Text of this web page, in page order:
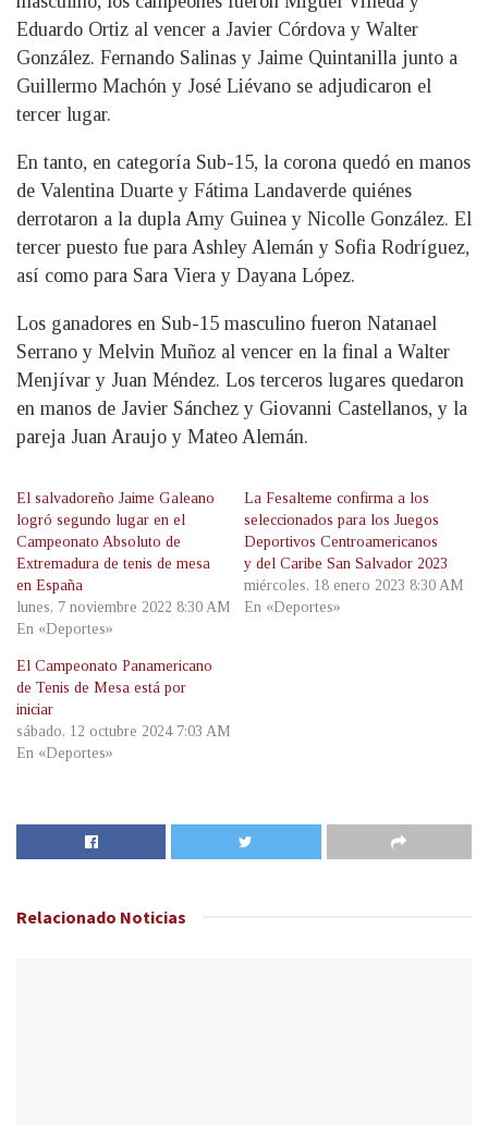
Eduardo Ortiz al vencer a Javier Córdova y Walter
González. Fernando Salinas y Jaime Quintanilla junto a
Guillermo Machón y José Liévano se adjudicaron el
tercer lugar.
En tanto, en categoría Sub-15, la corona quedó en manos
de Valentina Duarte y Fátima Landaverde quiénes
derrotaron a la dupla Amy Guinea y Nicolle González. El
tercer puesto fue para Ashley Alemán y Sofia Rodríguez,
así como para Sara Viera y Dayana López.
Los ganadores en Sub-15 masculino fueron Natanael
Serrano y Melvin Muñoz al vencer en la final a Walter
Menjívar y Juan Méndez. Los terceros lugares quedaron
en manos de Javier Sánchez y Giovanni Castellanos, y la
pareja Juan Araujo y Mateo Alemán.
El salvadoreño Jaime Galeano
logró segundo lugar en el
Campeonato Absoluto de
Extremadura de tenis de mesa
en España
lunes, 7 noviembre 2022 8:30 AM
En «Deportes»
La Fesalteme confirma a los
seleccionados para los Juegos
Deportivos Centroamericanos
y del Caribe San Salvador 2023
miércoles, 18 enero 2023 8:30 AM
En «Deportes»
El Campeonato Panamericano
de Tenis de Mesa está por
iniciar
sábado, 12 octubre 2024 7:03 AM
En «Deportes»
Relacionado Noticias